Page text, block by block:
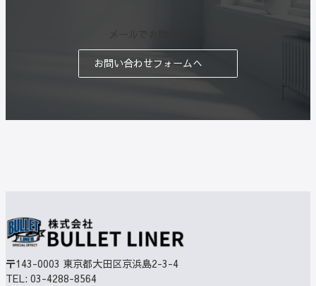
お問い合わせフォームへ
〒143-0003 東京都大田区京浜島2-3-4
TEL: 03-4288-8564